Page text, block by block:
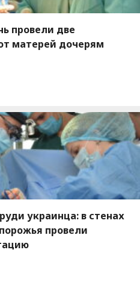
провели две
матерей дочерям
украинца: в стенах
провели